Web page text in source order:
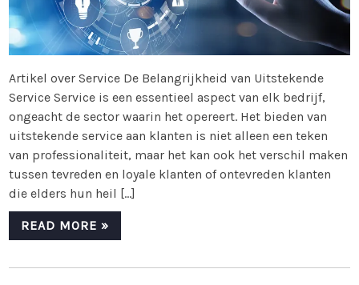
Artikel over Service De Belangrijkheid van Uitstekende
Service Service is een essentieel aspect van elk bedrijf,
ongeacht de sector waarin het opereert. Het bieden van
uitstekende service aan klanten is niet alleen een teken
van professionaliteit, maar het kan ook het verschil maken
tussen tevreden en loyale klanten of ontevreden klanten
die elders hun heil […]
READ MORE »